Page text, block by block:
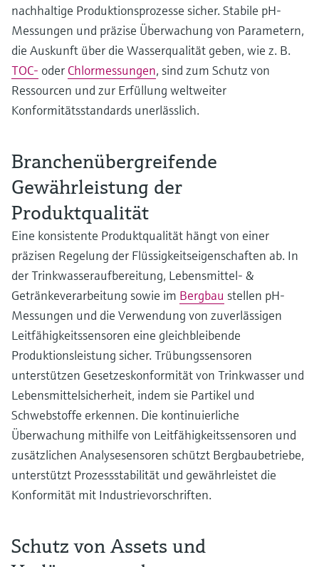
nachhaltige Produktionsprozesse sicher. Stabile pH-
Messungen und präzise Überwachung von Parametern,
die Auskunft über die Wasserqualität geben, wie z. B.
TOC- oder Chlormessungen, sind zum Schutz von
Ressourcen und zur Erfüllung weltweiter
Konformitätsstandards unerlässlich.
Branchenübergreifende
Gewährleistung der
Produktqualität
Eine konsistente Produktqualität hängt von einer
präzisen Regelung der Flüssigkeitseigenschaften ab. In
der Trinkwasseraufbereitung, Lebensmittel- &
Getränkeverarbeitung sowie im Bergbau stellen pH-
Messungen und die Verwendung von zuverlässigen
Leitfähigkeitssensoren eine gleichbleibende
Produktionsleistung sicher. Trübungssensoren
unterstützen Gesetzeskonformität von Trinkwasser und
Lebensmittelsicherheit, indem sie Partikel und
Schwebstoffe erkennen. Die kontinuierliche
Überwachung mithilfe von Leitfähigkeitssensoren und
zusätzlichen Analysesensoren schützt Bergbaubetriebe,
unterstützt Prozessstabilität und gewährleistet die
Konformität mit Industrievorschriften.
Schutz von Assets und